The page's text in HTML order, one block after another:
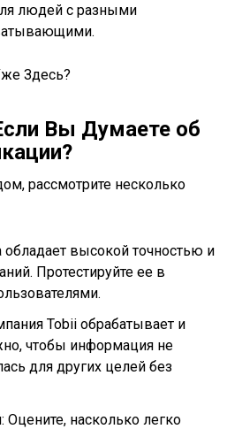
людей с разными
Вы Думаете об
рассмотрите несколько
обладает высокой точностью и
Протестируйте ее в
Tobii обрабатывает и
чтобы информация не
для других целей без
насколько легко